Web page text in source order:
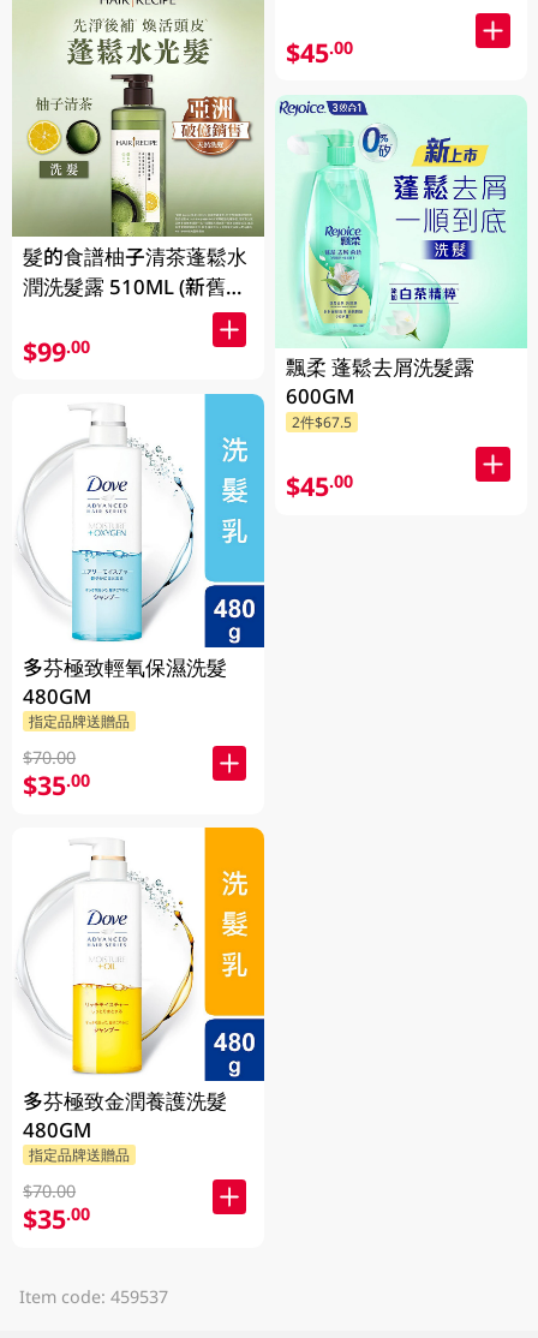
髮的食譜柚子清茶蓬鬆水
潤洗髮露 510ML (新舊包
$99.00
多芬極致輕氧保濕洗髮
480GM
指定品牌送贈品
$70.00
$35.00
多芬極致金潤養護洗髮
480GM
指定品牌送贈品
$70.00
$35.00
$45.00
飄柔 蓬鬆去屑洗髮露
600GM
2件$67.5
$45.00
Item code: 459537